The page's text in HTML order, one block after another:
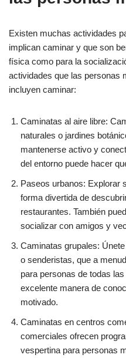
Existen muchas actividades
implican caminar y que son
física como para la
actividades que las personas
incluyen caminar:
Caminatas al aire libre:
naturales o jardines
mantenerse activo y
del entorno puede hacer
Paseos urbanos: Explorar
forma divertida de
restaurantes. También
socializar con amigos y
Caminatas grupales:
o senderistas, que a
para personas de todas
excelente manera de
motivado.
Caminatas en centros
comerciales ofrecen
vespertina para personas